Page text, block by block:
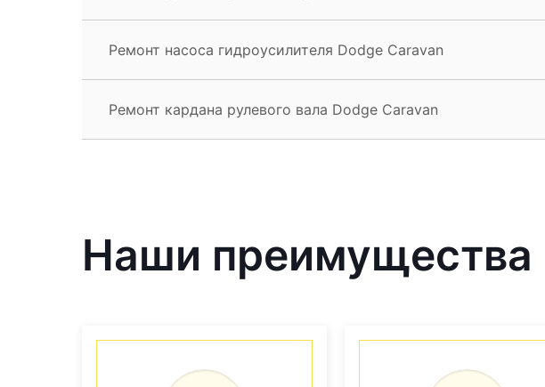
Ремонт насоса гидроусилителя Dodge Caravan
Ремонт кардана рулевого вала Dodge Caravan
Наши преимущества